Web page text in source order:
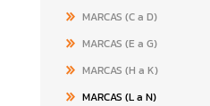
MARCAS (C a D)
MARCAS (E a G)
MARCAS (H a K)
MARCAS (L a N)